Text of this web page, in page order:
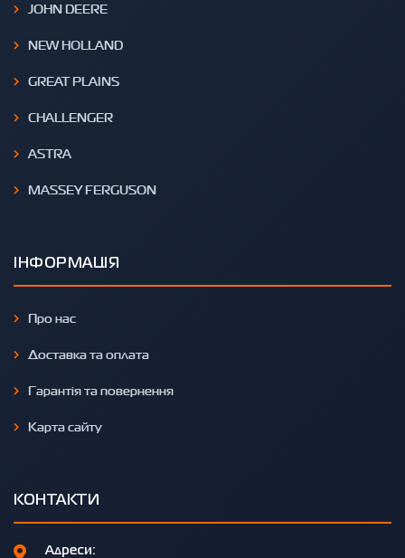
JOHN DEERE
NEW HOLLAND
GREAT PLAINS
CHALLENGER
ASTRA
MASSEY FERGUSON
ІНФОРМАЦІЯ
Про нас
Доставка та оплата
Гарантія та повернення
Карта сайту
КОНТАКТИ
Адреси: